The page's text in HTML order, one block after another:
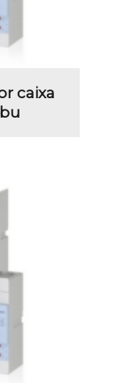
caixa